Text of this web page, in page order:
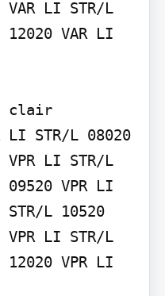
VAR LI STR/L
12020 VAR LI
clair
LI STR/L 08020
VPR LI STR/L
09520 VPR LI
STR/L 10520
VPR LI STR/L
12020 VPR LI